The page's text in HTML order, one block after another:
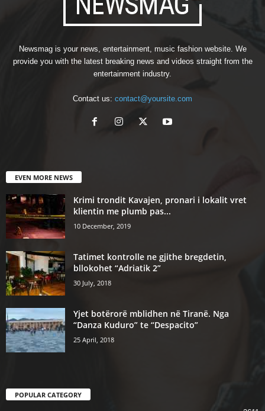
Newsmag is your news, entertainment, music fashion website. We
provide you with the latest breaking news and videos straight from the
entertainment industry.
Contact us: contact@yoursite.com
EVEN MORE NEWS
Krimi trondit Kavajen, pronari i lokalit vret
klientin me plumb pas...
10 December, 2019
Tatimet kontrolle ne gjithe bregdetin,
bllokohet “Adriatik 2”
30 July, 2018
Yjet botërorë mblidhen në Tiranë. Nga
“Danza Kuduro” te “Despacito”
25 April, 2018
POPULAR CATEGORY